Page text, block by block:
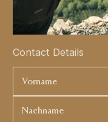
Contact Details